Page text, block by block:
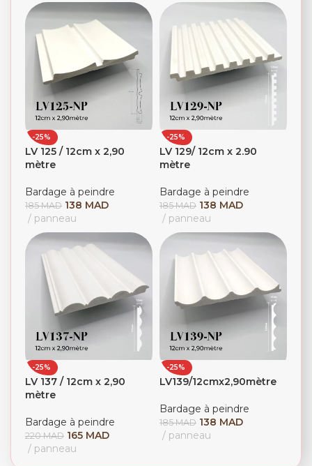
-25%
LV 125 / 12cm x 2,90
mètre
Bardage à peindre
185MAD 138 MAD
panneau
-25%
LV 129/ 12cm x 2.90
mètre
Bardage à peindre
185MAD 138 MAD
panneau
-25%
LV 137 / 12cm x 2,90
mètre
Bardage à peindre
220MAD 165 MAD
panneau
-25%
LV139/12cmx2,90mètre
Bardage à peindre
185MAD 138 MAD
panneau